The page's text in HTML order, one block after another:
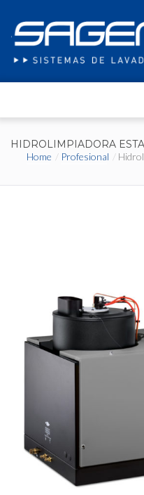
HIDROLIMPIADORA
Home Profesional